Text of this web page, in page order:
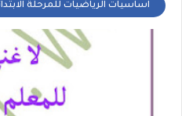
اساسيات الرياضيات للمرحلة